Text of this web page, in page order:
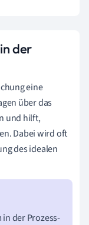
der
eine
über das
und hilft,
Dabei wird oft
des idealen
der Prozess-